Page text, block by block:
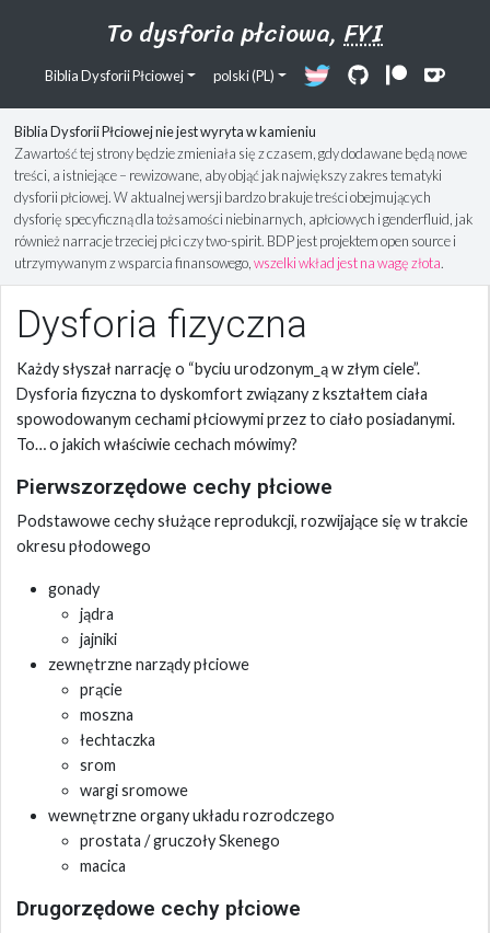
To dysforia płciowa,FYI
Biblia Dysforii Płciowej polski (PL)
Biblia Dysforii Płciowej nie jest wyryta w kamieniu
Zawartość tej strony będzie zmieniała się z czasem, gdy dodawane będą nowe
treści, a istniejące – rewizowane, aby objąć jak największy zakres tematyki
dysforii płciowej. W aktualnej wersji bardzo brakuje treści obejmujących
dysforię specyficzną dla tożsamości niebinarnych, apłciowych i genderfluid, jak
również narracje trzeciej płci czy two-spirit. BDP jest projektem open source i
utrzymywanym z wsparcia finansowego, wszelki wkład jest na wagę złota.
Dysforia fizyczna
Każdy słyszał narrację o “byciu urodzonym_ą w złym ciele”.
Dysforia fizyczna to dyskomfort związany z kształtem ciała
spowodowanym cechami płciowymi przez to ciało posiadanymi.
To… o jakich właściwie cechach mówimy?
Pierwszorzędowe cechy płciowe
Podstawowe cechy służące reprodukcji, rozwijające się w trakcie
okresu płodowego
gonady
jądra
jajniki
zewnętrzne narządy płciowe
prącie
moszna
łechtaczka
srom
wargi sromowe
wewnętrzne organy układu rozrodczego
prostata / gruczoły Skenego
macica
Drugorzędowe cechy płciowe